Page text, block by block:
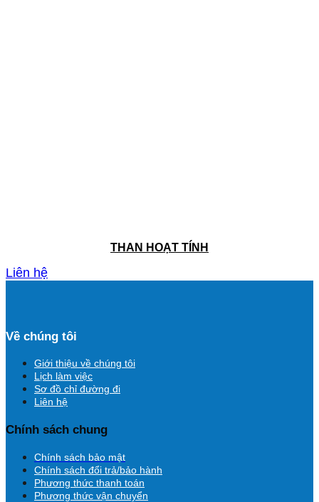
THAN HOẠT TÍNH
Liên hệ
Về chúng tôi
Giới thiệu về chúng tôi
Lịch làm việc
Sơ đồ chỉ đường đi
Liên hệ
Chính sách chung
Chính sách bảo mật
Chính sách đổi trả/bảo hành
Phương thức thanh toán
Phương thức vận chuyển